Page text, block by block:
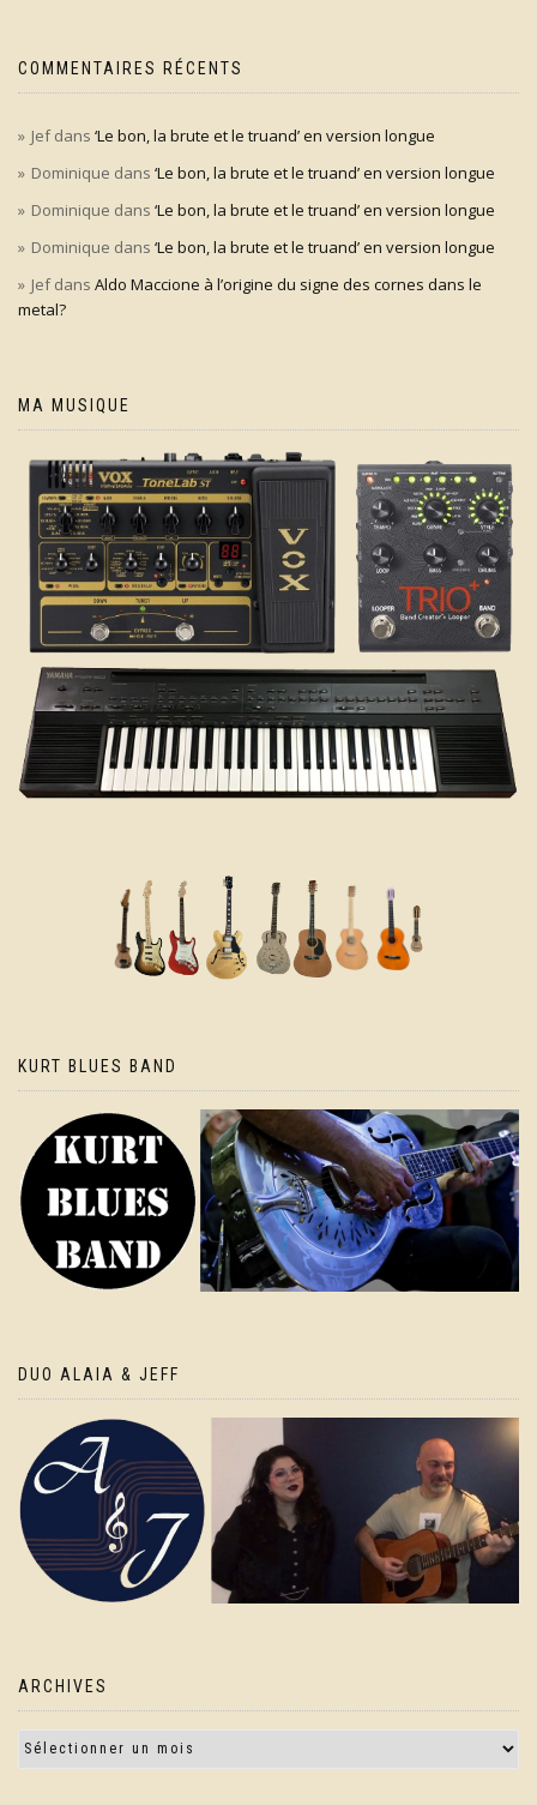
COMMENTAIRES RÉCENTS
Jefdans ‘Le bon, la brute et le truand’ en version longue
Dominique dans ‘Le bon, la brute et le truand’ en version longue
Dominique dans ‘Le bon, la brute et le truand’ en version longue
Dominique dans ‘Le bon, la brute et le truand’ en version longue
Jefdans Aldo Maccione à l’origine du signe des cornes dans le
metal?
MA MUSIQUE
KURT BLUES BAND
DUO ALAIA & JEFF
ARCHIVES